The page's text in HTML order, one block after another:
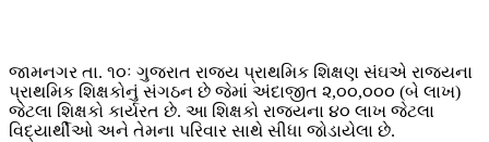
જામનગર તા. ૧૦ઃ ગુજરાત રાજ્ય પ્રાથમિક શિક્ષણ સંઘએ રાજ્યના
પ્રાથમિક શિક્ષકોનું સંગઠન છે જેમાં અંદાજીત ૨,૦૦,૦૦૦ (બે લાખ)
જેટલા શિક્ષકો કાર્યરત છે. આ શિક્ષકો રાજ્યના ૪૦ લાખ જેટલા
વિદ્યાર્થીઓ અને તેમના પરિવાર સાથે સીધા જોડાયેલા છે.